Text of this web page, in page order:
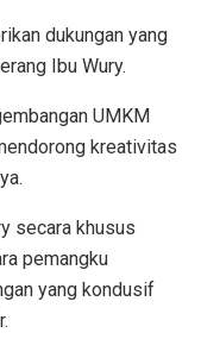
dukungan yang
Ibu Wury.
UMKM
kreativitas
secara khusus
pemangku
yang kondusif